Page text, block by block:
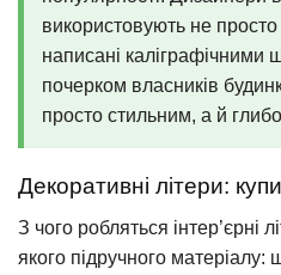
використовують не просто
написані каліграфічними
почерком власників
просто стильним, а й
Декоративні літери:
З чого робляться інтер’єрні
якого підручного матеріалу: